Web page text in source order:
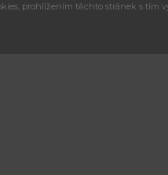
prohlížením těchto stránek s tím